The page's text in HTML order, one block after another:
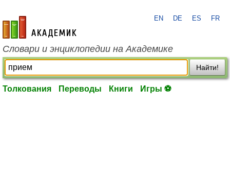
academic.ru
EN DE ES FR
Словари и энциклопедии на Академике
Найти!
Толкования Переводы Книги Игры ⚽